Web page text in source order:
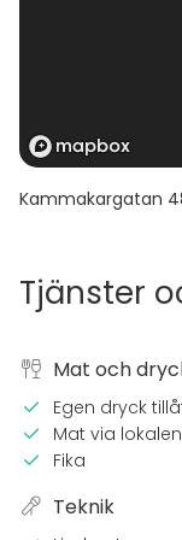
Kammakargatan
Tjänster
Mat och
Egen dryck
Mat via lokalen
Fika
Teknik